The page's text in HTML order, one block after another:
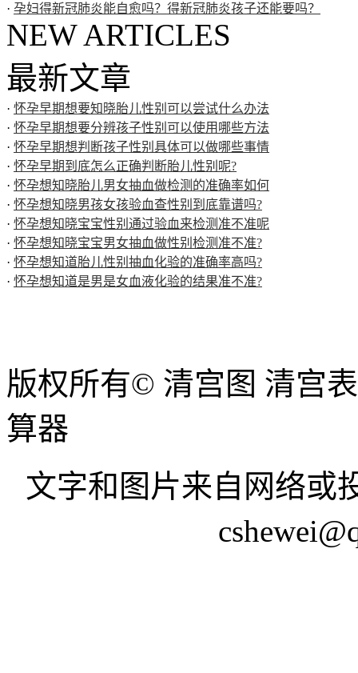
· 孕妇得新冠肺炎能自愈吗？得新冠肺炎孩子还能要吗？
NEW ARTICLES
最新文章
· 怀孕早期想要知晓胎儿性别可以尝试什么办法
· 怀孕早期想要分辨孩子性别可以使用哪些方法
· 怀孕早期想判断孩子性别具体可以做哪些事情
· 怀孕早期到底怎么正确判断胎儿性别呢?
· 怀孕想知晓胎儿男女抽血做检测的准确率如何
· 怀孕想知晓男孩女孩验血查性别到底靠谱吗?
· 怀孕想知晓宝宝性别通过验血来检测准不准呢
· 怀孕想知晓宝宝男女抽血做性别检测准不准?
· 怀孕想知道胎儿性别抽血化验的准确率高吗?
· 怀孕想知道是男是女血液化验的结果准不准?
版权所有© 清宫图 清宫
算器
文字和图片来自网络或